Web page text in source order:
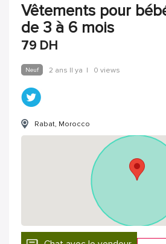
Vêtements pour
de 3 à 6 mois
79 DH
Neuf 2 ans Il ya | 0 views
Rabat, Morocco